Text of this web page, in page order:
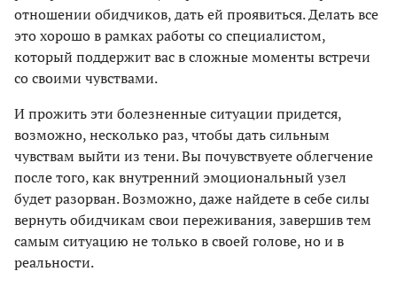
отношении обидчиков, дать ей проявиться. Делать все
это хорошо в рамках работы со специалистом,
который поддержит вас в сложные моменты встречи
со своими чувствами.
И прожить эти болезненные ситуации придется,
возможно, несколько раз, чтобы дать сильным
чувствам выйти из тени. Вы почувствуете облегчение
после того, как внутренний эмоциональный узел
будет разорван. Возможно, даже найдете в себе силы
вернуть обидчикам свои переживания, завершив тем
самым ситуацию не только в своей голове, но и в
реальности.